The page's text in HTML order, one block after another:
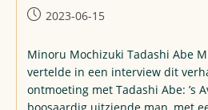
Post2023-06-15
Minoru Mochizuki Tadashi Abe
vertelde in een interview dit
ontmoeting met Tadashi Abe: ’s
boosaardig uitziende man, met